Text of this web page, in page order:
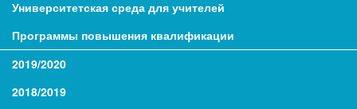
Университетская среда для учителей
Программы повышения квалификации
2019/2020
2018/2019